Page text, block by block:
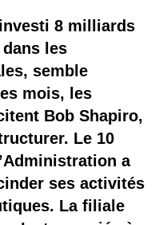
8 milliards
les
semble
mois, les
Bob Shapiro,
Le 10
a
ses activités
La filiale